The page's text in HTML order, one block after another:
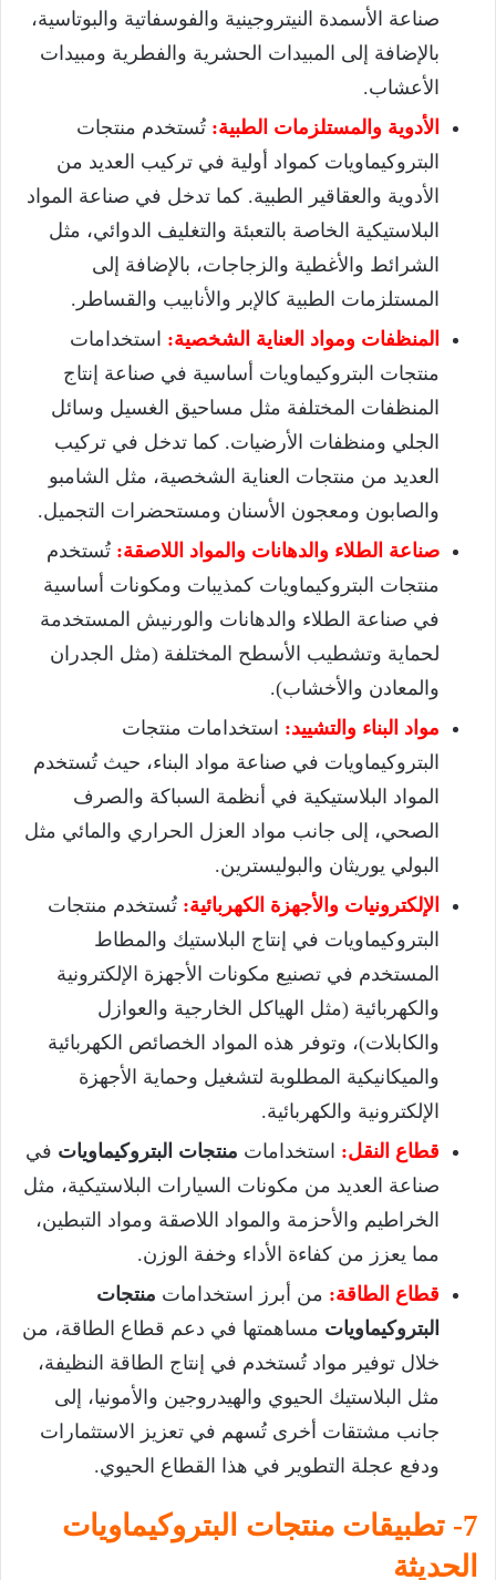
صناعة الأسمدة النيتروجينية والفوسفاتية والبوتاسية،
بالإضافة إلى المبيدات الحشرية والفطرية ومبيدات
الأعشاب.
الأدوية والمستلزمات الطبية: تُستخدم منتجات
البتروكيماويات كمواد أولية في تركيب العديد من
الأدوية والعقاقير الطبية. كما تدخل في صناعة المواد
البلاستيكية الخاصة بالتعبئة والتغليف الدوائي، مثل
الشرائط والأغطية والزجاجات، بالإضافة إلى
المستلزمات الطبية كالإبر والأنابيب والقساطر.
المنظفات ومواد العناية الشخصية: استخدامات
منتجات البتروكيماويات أساسية في صناعة إنتاج
المنظفات المختلفة مثل مساحيق الغسيل وسائل
الجلي ومنظفات الأرضيات. كما تدخل في تركيب
العديد من منتجات العناية الشخصية، مثل الشامبو
والصابون ومعجون الأسنان ومستحضرات التجميل.
صناعة الطلاء والدهانات والمواد اللاصقة: تُستخدم
منتجات البتروكيماويات كمذيبات ومكونات أساسية
في صناعة الطلاء والدهانات والورنيش المستخدمة
لحماية وتشطيب الأسطح المختلفة (مثل الجدران
والمعادن والأخشاب).
مواد البناء والتشييد: استخدامات منتجات
البتروكيماويات في صناعة مواد البناء، حيث تُستخدم
المواد البلاستيكية في أنظمة السباكة والصرف
الصحي، إلى جانب مواد العزل الحراري والمائي مثل
البولي يوريثان والبوليسترين.
الإلكترونيات والأجهزة الكهربائية: تُستخدم منتجات
البتروكيماويات في إنتاج البلاستيك والمطاط
المستخدم في تصنيع مكونات الأجهزة الإلكترونية
والكهربائية (مثل الهياكل الخارجية والعوازل
والكابلات)، وتوفر هذه المواد الخصائص الكهربائية
والميكانيكية المطلوبة لتشغيل وحماية الأجهزة
الإلكترونية والكهربائية.
قطاع النقل: استخدامات منتجات البتروكيماويات في
صناعة العديد من مكونات السيارات البلاستيكية، مثل
الخراطيم والأحزمة والمواد اللاصقة ومواد التبطين،
مما يعزز من كفاءة الأداء وخفة الوزن.
قطاع الطاقة: من أبرز استخدامات منتجات
البتروكيماويات مساهمتها في دعم قطاع الطاقة، من
خلال توفير مواد تُستخدم في إنتاج الطاقة النظيفة،
مثل البلاستيك الحيوي والهيدروجين والأمونيا، إلى
جانب مشتقات أخرى تُسهم في تعزيز الاستثمارات
ودفع عجلة التطوير في هذا القطاع الحيوي.
7- تطبيقات منتجات البتروكيماويات
الحديثة